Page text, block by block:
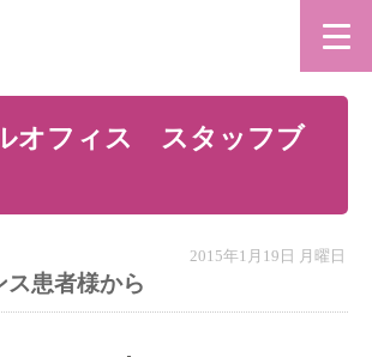
オフィス スタッフブ
2015年1月19日 月曜日
ス患者様から